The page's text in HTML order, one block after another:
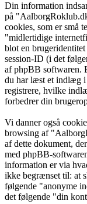
Din information
på
cookies, som er små
"midlertidige
blot en
session-ID (i det
af phpBB softwaren.
du har læst et indlæg
registrere, hvilke
forbedrer din
Vi danner også
browsing af
af dette dokument,
med phpBB-
information er via
ikke begrænset til: at
følgende "anonyme
det følgende "din